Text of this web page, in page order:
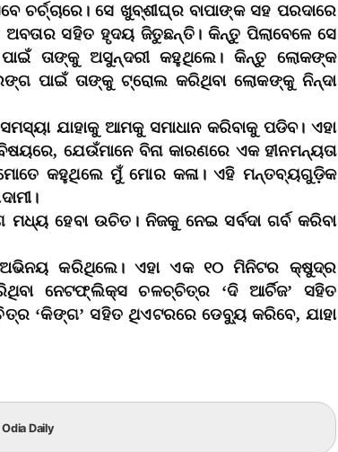
ଚର୍ଚ୍ଚାରେ। ସେ ଖୁବ୍‌ଶୀଘ୍ର ବାପାଙ୍କ ସହ ପରଦାରେ
ସହିତ ହୃଦୟ ଜିତୁଛନ୍ତି। କିନ୍ତୁ ପିଲାବେଳେ ସେ
ତାଙ୍କୁ ଅସୁନ୍ଦରୀ କହୁଥିଲେ। କିନ୍ତୁ ଲୋକଙ୍କ
ପାଇଁ ତାଙ୍କୁ ଟ୍ରୋଲ କରିଥିବା ଲୋକଙ୍କୁ ନିନ୍ଦା
ଯାହାକୁ ଆମକୁ ସମାଧାନ କରିବାକୁ ପଡିବ। ଏହା
ଯେଉଁମାନେ ବିନା କାରଣରେ ଏକ ହୀନମନ୍ୟତା
ମୋତେ କହୁଥିଲେ ମୁଁ ମୋର କଳା। ଏହି ମନ୍ତବ୍ୟଗୁଡ଼ିକ
ହେବା ଉଚିତ। ନିଜକୁ ନେଇ ସର୍ବଦା ଗର୍ବ କରିବା
ଅଭିନୟ କରିଥିଲେ। ଏହା ଏକ ୧୦ ମିନିଟର କ୍ଷୁଦ୍ର
ନେଟଫ୍ଲିକ୍ସ ଚଳଚ୍ଚିତ୍ର ‘ଦି ଆର୍ଚିଜ’ ସହିତ
‘କିଙ୍ଗ’ ସହିତ ଥିଏଟରରେ ଡେବ୍ୟୁ କରିବେ, ଯାହା
Odia Daily